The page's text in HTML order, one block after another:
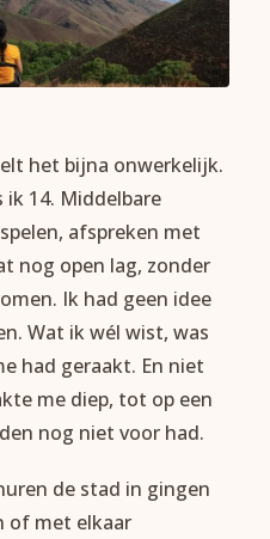
het bijna onwerkelijk.
14. Middelbare
afspreken met
nog open lag, zonder
Ik had geen idee
Wat ik wél wist, was
had geraakt. En niet
me diep, tot op een
nog niet voor had.
de stad in gingen
of met elkaar